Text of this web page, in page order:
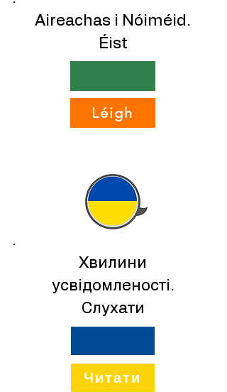
Aireachas i Nóiméid.
Éist
Léigh
UKR
Хвилини
усвідомленості.
Слухати
Читати